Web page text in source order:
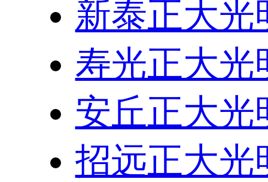
新泰正大光
寿光正大光
安丘正大光
招远正大光